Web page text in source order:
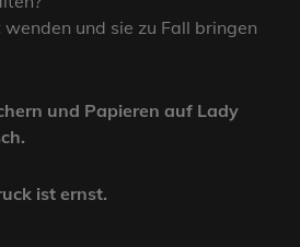
und sie zu Fall bringen
und Papieren auf Lady
ist ernst.